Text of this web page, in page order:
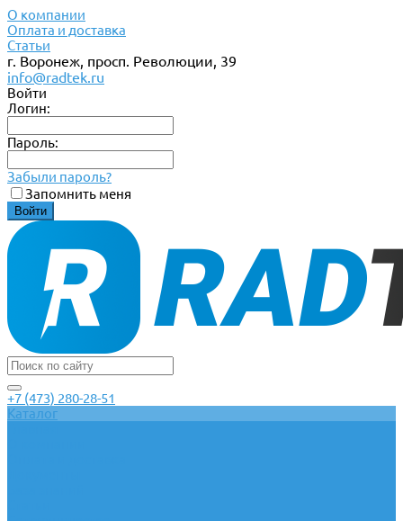
О компании
Оплата и доставка
Статьи
г. Воронеж, просп. Революции, 39
info@radtek.ru
Войти
Логин:
Пароль:
Забыли пароль?
Запомнить меня
+7 (473) 280-28-51
Каталог